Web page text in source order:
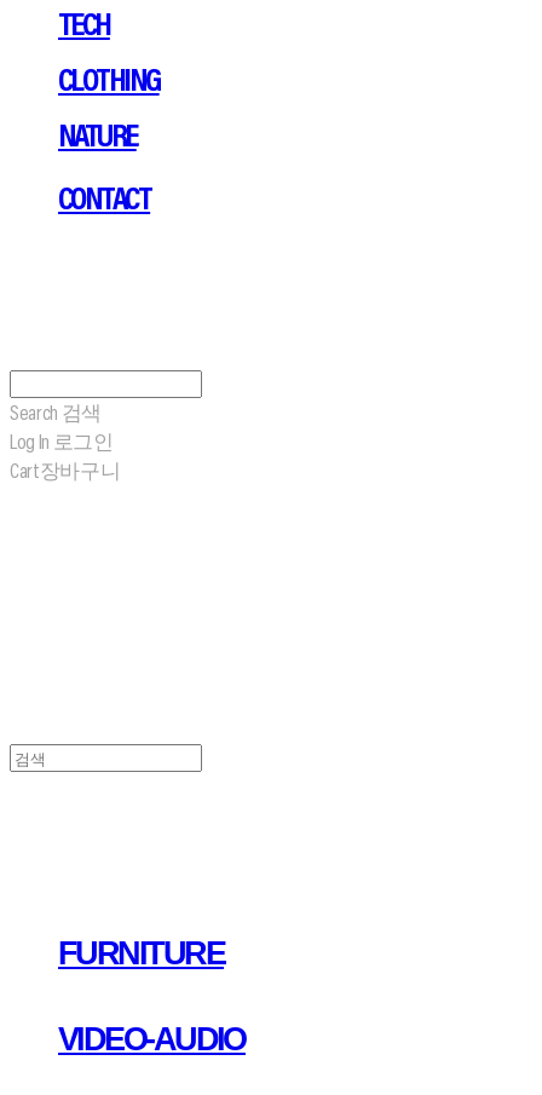
TECH
CLOTHING
NATURE
CONTACT
Search 검색
Log In 로그인
Cart장바구니
FURNITURE
VIDEO-AUDIO